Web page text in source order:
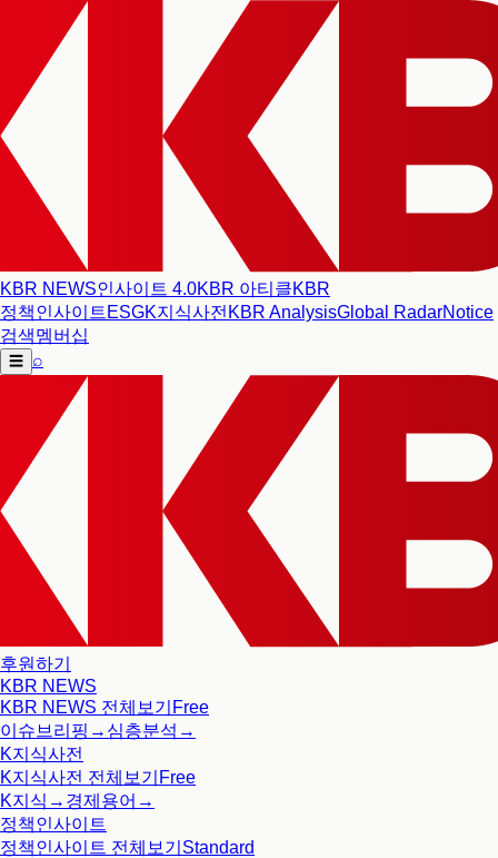
KBR NEWS인사이트 4.0KBR 아티클KBR
정책인사이트 ESGK지식사전 KBR AnalysisGlobal RadarNotice
검색멤버십
☰ ⌕
후원하기
KBR NEWS
KBR NEWS 전체보기 Free
이슈브리핑 → 심층분석 →
K지식사전
K지식사전 전체보기 Free
K지식 → 경제용어 →
정책인사이트
정책인사이트 전체보기 Standard